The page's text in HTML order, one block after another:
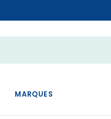
MARQUES